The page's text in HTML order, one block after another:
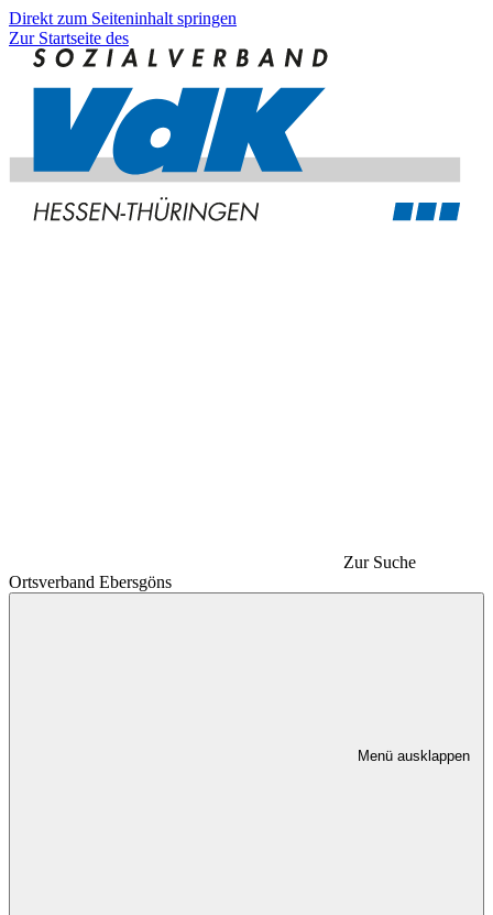
Direkt zum Seiteninhalt springen
Zur Startseite des
Zur Suche
Ortsverband Ebersgöns
Menü ausklappen